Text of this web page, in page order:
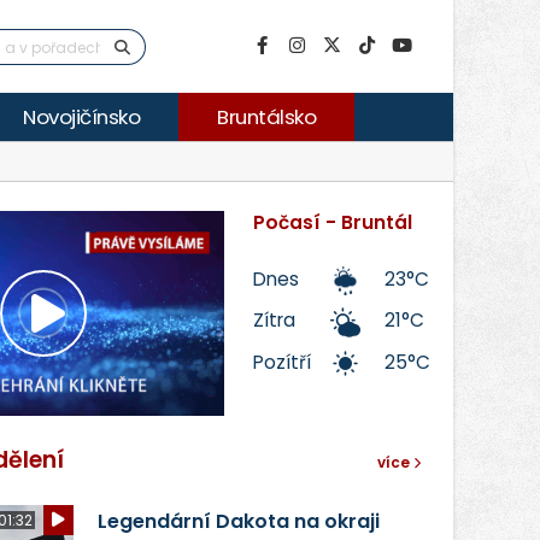
Novojičínsko Bruntálsko
Přehrát
video
Počasí - Bruntál
Dnes
23°C
Zítra
21°C
Pozítří
25°C
více
Legendární Dakota na okraji